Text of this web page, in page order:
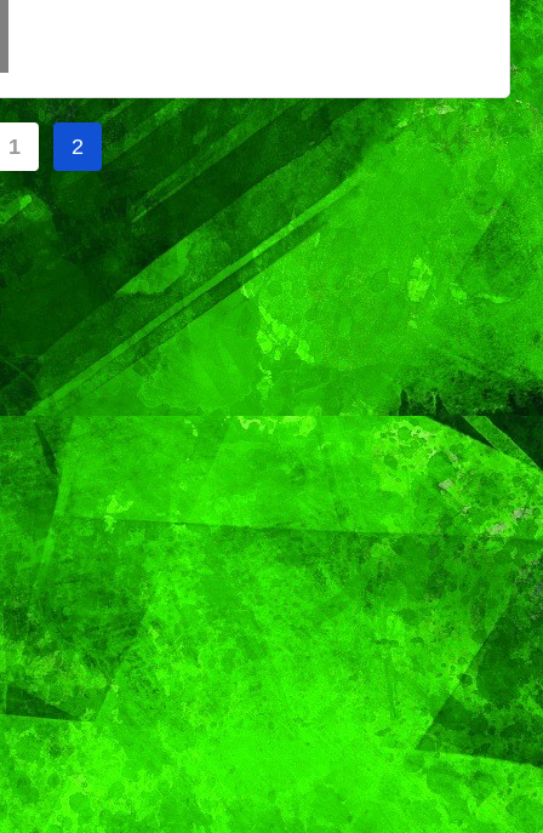
1 2
Sheinbaum
la Jornada Nacional
de Reforestación
2026; se realizará el
próximo domingo 9
de agosto y se
plantarán 6.6
millones de árboles
plantas
05/08/2026 REDACCIÓN
CIUDAD DEPORTES
Puebla Capital sigue
viviendo la pasión